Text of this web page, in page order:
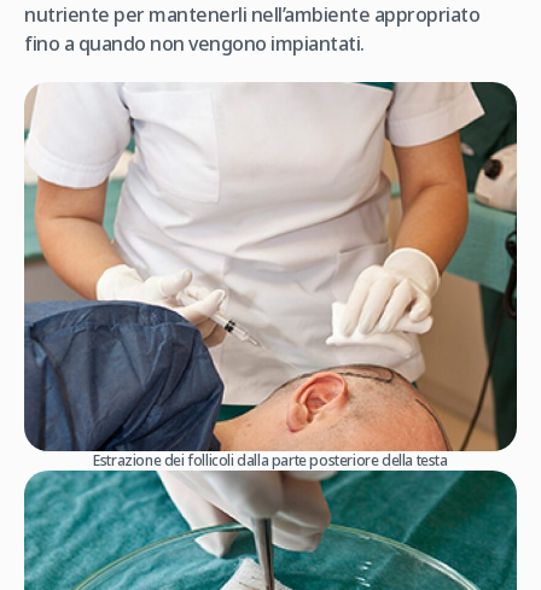
nutriente per mantenerli nell’ambiente appropriato
fino a quando non vengono impiantati.
Estrazione dei follicoli dalla parte posteriore della testa